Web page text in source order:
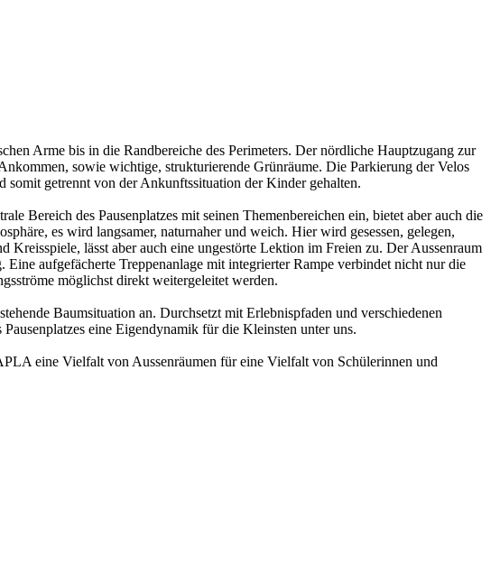
Arme bis in die Randbereiche des Perimeters. Der nördliche Hauptzugang zur
sowie wichtige, strukturierende Grünräume. Die Parkierung der Velos
somit getrennt von der Ankunftssituation der Kinder gehalten.
Bereich des Pausenplatzes mit seinen Themenbereichen ein, bietet aber auch die
es wird langsamer, naturnaher und weich. Hier wird gesessen, gelegen,
Kreisspiele, lässt aber auch eine ungestörte Lektion im Freien zu. Der Aussenraum
aufgefächerte Treppenanlage mit integrierter Rampe verbindet nicht nur die
möglichst direkt weitergeleitet werden.
Baumsituation an. Durchsetzt mit Erlebnispfaden und verschiedenen
eine Eigendynamik für die Kleinsten unter uns.
eine Vielfalt von Aussenräumen für eine Vielfalt von Schülerinnen und